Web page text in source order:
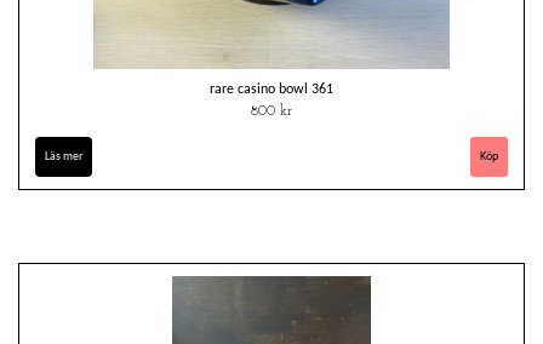
rare casino bowl 361
800 kr
Läs mer